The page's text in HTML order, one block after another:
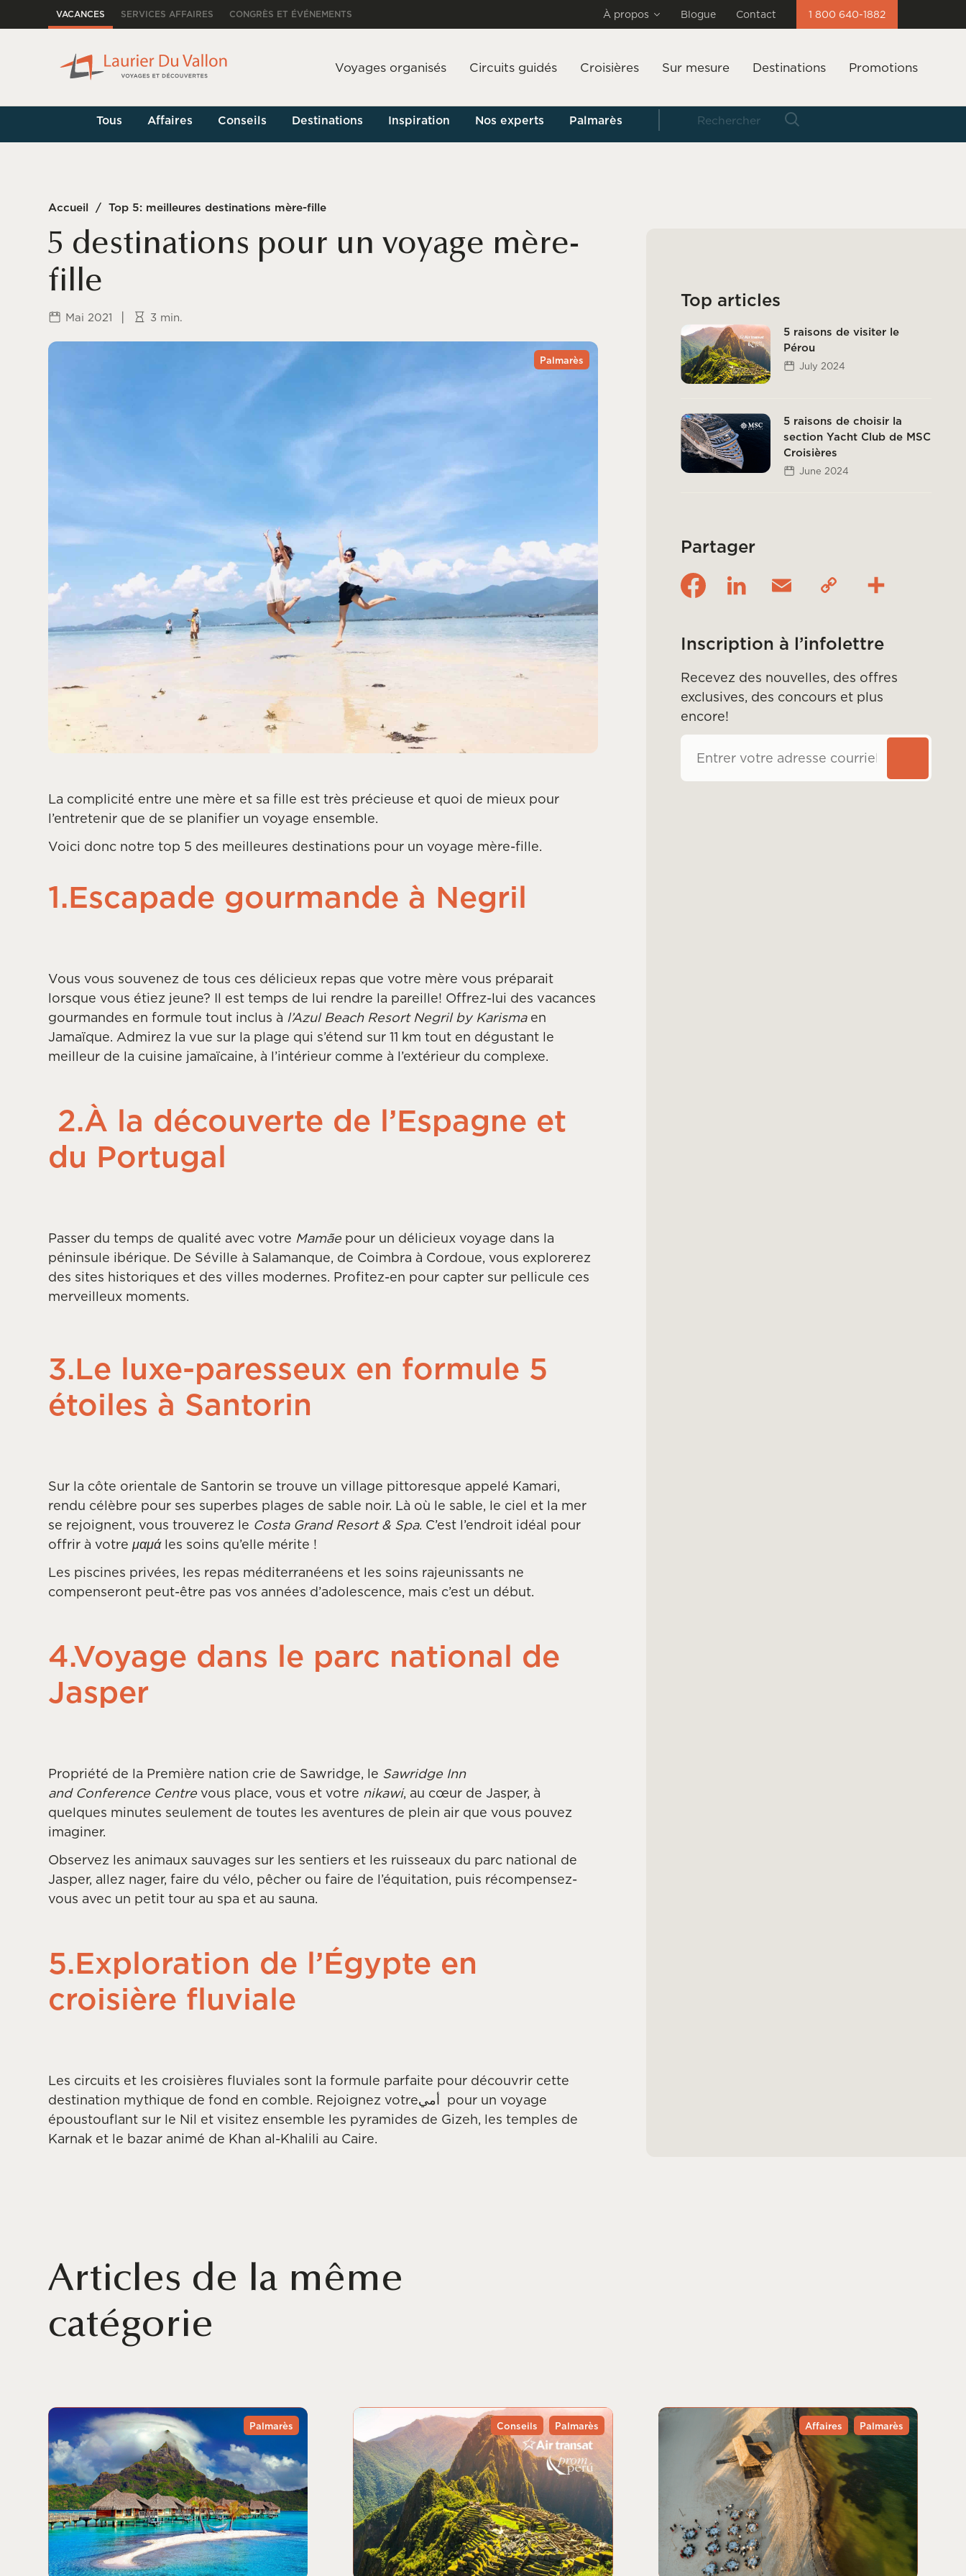
VACANCES SERVICES AFFAIRES CONGRÈS ET ÉVÉNEMENTS À propos Blogue Contact 1 800 640-1882
Voyages organisés Circuits guidés Croisières Sur mesure Destinations Promotions
Tous Affaires Conseils Destinations Inspiration Nos experts Palmarès
Accueil / Top 5: meilleures destinations mère-fille
5 destinations pour un voyage mère-
fille
Mai 2021 | 3 min.
Palmarès
La complicité entre une mère et sa fille est très précieuse et quoi de mieux pour
l’entretenir que de se planifier un voyage ensemble.
Voici donc notre top 5 des meilleures destinations pour un voyage mère-fille.
1.Escapade gourmande à Negril
Vous vous souvenez de tous ces délicieux repas que votre mère vous préparait
lorsque vous étiez jeune? Il est temps de lui rendre la pareille! Offrez-lui des vacances
gourmandes en formule tout inclus à l’Azul Beach Resort Negril by Karismaen
Jamaïque. Admirez la vue sur la plage qui s’étend sur 11 km tout en dégustant le
meilleur de la cuisine jamaïcaine, à l’intérieur comme à l’extérieur du complexe.
2.À la découverte de l’Espagne et
du Portugal
Passer du temps de qualité avec votre Mamãe pour un délicieux voyage dans la
péninsule ibérique. De Séville à Salamanque, de Coimbra à Cordoue, vous explorerez
des sites historiques et des villes modernes. Profitez-en pour capter sur pellicule ces
merveilleux moments.
3.Le luxe-paresseux en formule 5
étoiles à Santorin
Sur la côte orientale de Santorin se trouve un village pittoresque appelé Kamari,
rendu célèbre pour ses superbes plages de sable noir. Là où le sable, le ciel et la mer
se rejoignent, vous trouverez le Costa Grand Resort & Spa. C’est l’endroit idéal pour
offrir à votreμαμάles soins qu’elle mérite !
Les piscines privées, les repas méditerranéens et les soins rajeunissants ne
compenseront peut-être pas vos années d’adolescence, mais c’est un début.
4.Voyage dans le parc national de
Jasper
Propriété de la Première nation crie de Sawridge, le Sawridge Inn
and Conference Centre vous place, vous et votre nikawi, au cœur de Jasper, à
quelques minutes seulement de toutes les aventures de plein air que vous pouvez
imaginer.
Observez les animaux sauvages sur les sentiers et les ruisseaux du parc national de
Jasper, allez nager, faire du vélo, pêcher ou faire de l’équitation, puis récompensez-
vous avec un petit tour au spa et au sauna.
5.Exploration de l’Égypte en
croisière fluviale
Les circuits et les croisières fluviales sont la formule parfaite pour découvrir cette
destination mythique de fond en comble. Rejoignez votreأمي pour un voyage
époustouflant sur le Nil et visitez ensemble les pyramides de Gizeh, les temples de
Karnak et le bazar animé de Khan al-Khalili au Caire.
Top articles
5 raisons de visiter le
Pérou
July 2024
5 raisons de choisir la
section Yacht Club de MSC
Croisières
June 2024
Partager
Inscription à l’infolettre
Recevez des nouvelles, des offres
exclusives, des concours et plus
encore!
Articles de la même
catégorie
Palmarès Conseils Palmarès Affaires Palmarès